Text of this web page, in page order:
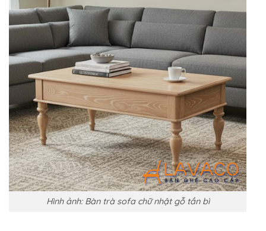
Hình ảnh: Bàn trà sofa chữ nhật gỗ tần bì